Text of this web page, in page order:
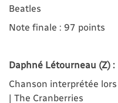
Beatles
Note finale : 97 points
Daphné Létourneau (Z) :
Chanson interprétée
| The Cranberries